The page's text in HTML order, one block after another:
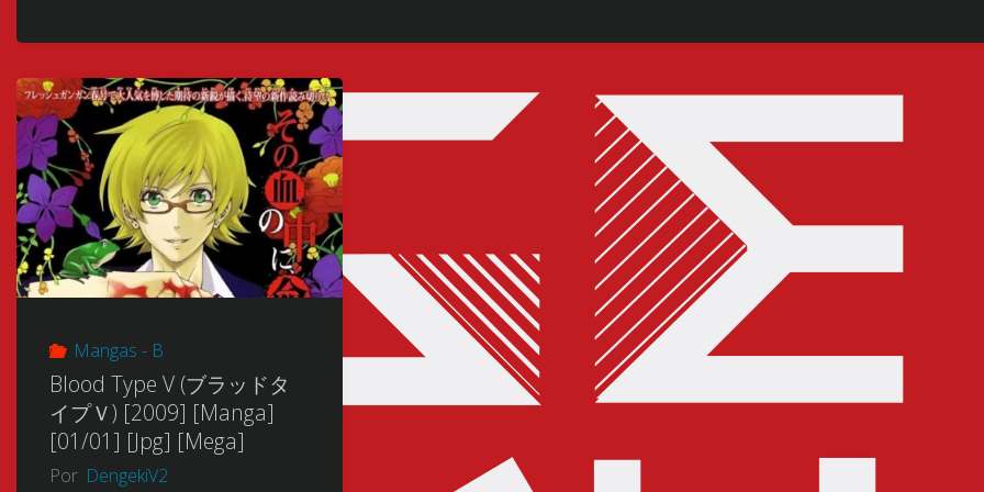
Mangas - B
Blood Type V (ブラッドタ
イプＶ) [2009] [Manga]
[01/01] [Jpg] [Mega]
Por DengekiV2